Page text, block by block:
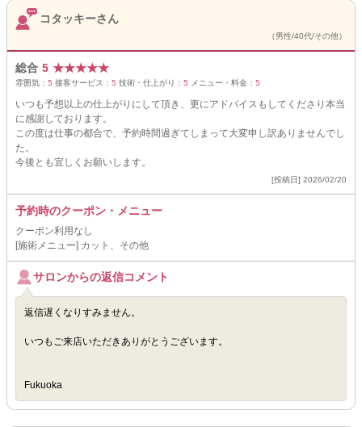
コタッキーさん
（男性/40代/その他）
総合 5 ★★★★★
雰囲気： 5 接客サービス： 5 技術・仕上がり： 5 メニュー・料金： 5
いつも予想以上の仕上がりにして頂き、更にアドバイスもしてくださり本当
に感謝しております。
この度は仕事の都合で、予約時間過ぎてしまって大変申し訳ありませんでし
た。
今後とも宜しくお願いします。
[投稿日] 2026/02/20
予約時のクーポン・メニュー
クーポン利用なし
[施術メニュー] カット、その他
サロンからの返信コメント
返信遅くなりすみません。
いつもご来店いただきありがとうございます。
Fukuoka